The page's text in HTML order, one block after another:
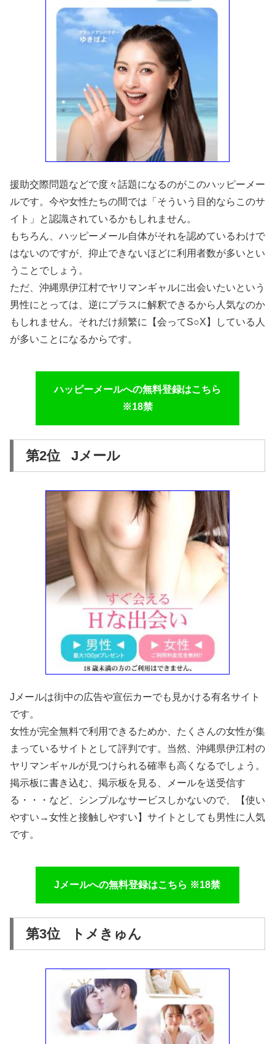
援助交際問題などで度々話題になるのがこのハッピーメー
ルです。今や女性たちの間では「そういう目的ならこのサ
イト」と認識されているかもしれません。
もちろん、ハッピーメール自体がそれを認めているわけで
はないのですが、抑止できないほどに利用者数が多いとい
うことでしょう。
ただ、沖縄県伊江村でヤリマンギャルに出会いたいという
男性にとっては、逆にプラスに解釈できるから人気なのか
もしれません。それだけ頻繁に【会ってS○X】している人
が多いことになるからです。
ハッピーメールへの無料登録はこちら
※18禁
第2位 Jメール
Jメールは街中の広告や宣伝カーでも見かける有名サイト
です。
女性が完全無料で利用できるためか、たくさんの女性が集
まっているサイトとして評判です。当然、沖縄県伊江村の
ヤリマンギャルが見つけられる確率も高くなるでしょう。
掲示板に書き込む、掲示板を見る、メールを送受信す
る・・・など、シンプルなサービスしかないので、【使い
やすい→女性と接触しやすい】サイトとしても男性に人気
です。
Jメールへの無料登録はこちら ※18禁
第3位 トメきゅん